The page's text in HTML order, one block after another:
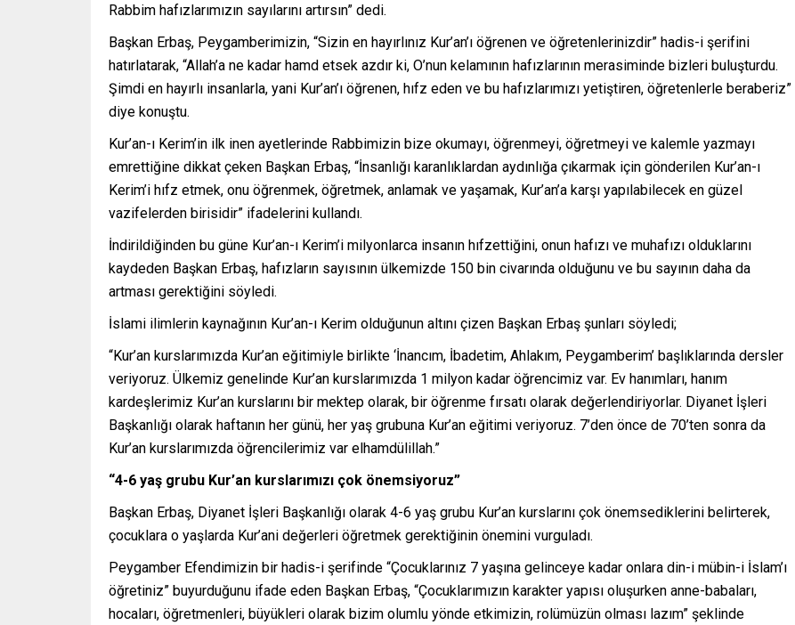
Rabbim hafızlarımızın sayılarını artırsın” dedi.
Başkan Erbaş, Peygamberimizin, “Sizin en hayırlınız Kur’an’ı öğrenen ve öğretenlerinizdir” hadis-i şerifini
hatırlatarak, “Allah’a ne kadar hamd etsek azdır ki, O’nun kelamının hafızlarının merasiminde bizleri buluşturdu.
Şimdi en hayırlı insanlarla, yani Kur’an’ı öğrenen, hıfz eden ve bu hafızlarımızı yetiştiren, öğretenlerle beraberiz”
diye konuştu.
Kur’an-ı Kerim’in ilk inen ayetlerinde Rabbimizin bize okumayı, öğrenmeyi, öğretmeyi ve kalemle yazmayı
emrettiğine dikkat çeken Başkan Erbaş, “İnsanlığı karanlıklardan aydınlığa çıkarmak için gönderilen Kur’an-ı
Kerim’i hıfz etmek, onu öğrenmek, öğretmek, anlamak ve yaşamak, Kur’an’a karşı yapılabilecek en güzel
vazifelerden birisidir” ifadelerini kullandı.
İndirildiğinden bu güne Kur’an-ı Kerim’i milyonlarca insanın hıfzettiğini, onun hafızı ve muhafızı olduklarını
kaydeden Başkan Erbaş, hafızların sayısının ülkemizde 150 bin civarında olduğunu ve bu sayının daha da
artması gerektiğini söyledi.
İslami ilimlerin kaynağının Kur’an-ı Kerim olduğunun altını çizen Başkan Erbaş şunları söyledi;
“Kur’an kurslarımızda Kur’an eğitimiyle birlikte ‘İnancım, İbadetim, Ahlakım, Peygamberim’ başlıklarında dersler
veriyoruz. Ülkemiz genelinde Kur’an kurslarımızda 1 milyon kadar öğrencimiz var. Ev hanımları, hanım
kardeşlerimiz Kur’an kurslarını bir mektep olarak, bir öğrenme fırsatı olarak değerlendiriyorlar. Diyanet İşleri
Başkanlığı olarak haftanın her günü, her yaş grubuna Kur’an eğitimi veriyoruz. 7’den önce de 70’ten sonra da
Kur’an kurslarımızda öğrencilerimiz var elhamdülillah.”
“4-6 yaş grubu Kur’an kurslarımızı çok önemsiyoruz”
Başkan Erbaş, Diyanet İşleri Başkanlığı olarak 4-6 yaş grubu Kur’an kurslarını çok önemsediklerini belirterek,
çocuklara o yaşlarda Kur’ani değerleri öğretmek gerektiğinin önemini vurguladı.
Peygamber Efendimizin bir hadis-i şerifinde “Çocuklarınız 7 yaşına gelinceye kadar onlara din-i mübin-i İslam’ı
öğretiniz” buyurduğunu ifade eden Başkan Erbaş, “Çocuklarımızın karakter yapısı oluşurken anne-babaları,
hocaları, öğretmenleri, büyükleri olarak bizim olumlu yönde etkimizin, rolümüzün olması lazım” şeklinde